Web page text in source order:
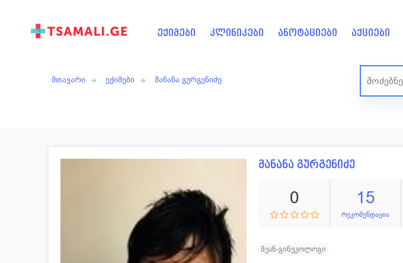
ექიმები კლინიკები ანოტაციები აქციები
მთავარი ექიმები მანანა გურგენიძე
მანანა გურგენიძე
0 15
რეკომენდაცია
მეან-გინეკოლოგი